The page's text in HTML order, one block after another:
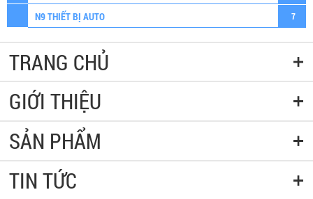
N9 THIẾT BỊ AUTO 7
TRANG CHỦ
GIỚI THIỆU
SẢN PHẨM
TIN TỨC